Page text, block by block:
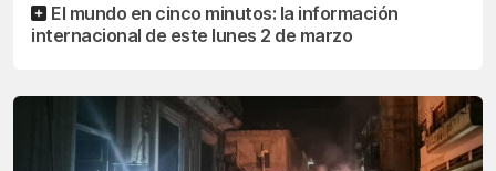
El mundo en cinco minutos: la información
internacional de este lunes 2 de marzo